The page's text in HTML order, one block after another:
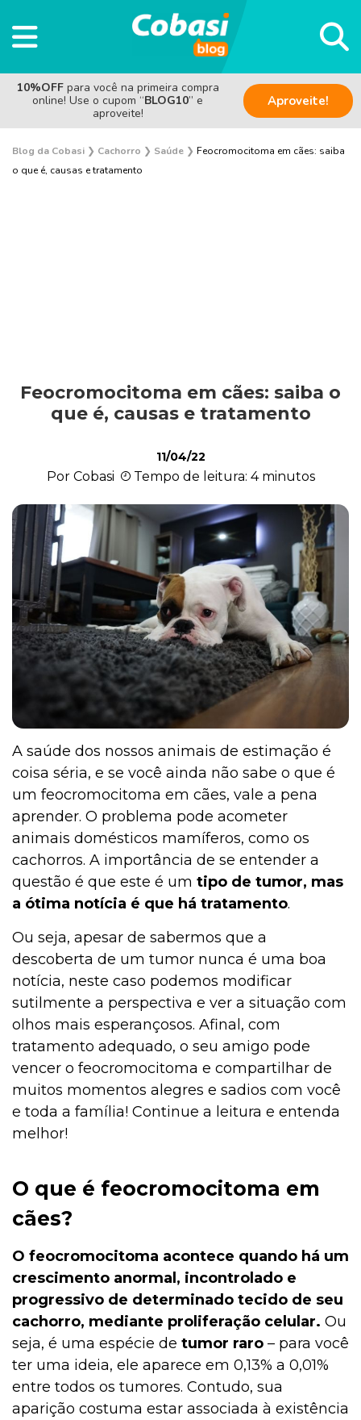
10%OFF para você na primeira compra
online! Use o cupom “BLOG10” e
aproveite!
Aproveite!
Blog da Cobasi ❯ Cachorro ❯ Saúde ❯ Feocromocitoma em cães: saiba
o que é, causas e tratamento
Alimentação
Curiosidades
Filhotes
Higiene
Saúde
Feocromocitoma em cães: saiba o
que é, causas e tratamento
11/04/22
Por Cobasi Tempo de leitura: 4 minutos
A saúde dos nossos animais de estimação é
coisa séria, e se você ainda não sabe o que é
um feocromocitoma em cães, vale a pena
aprender. O problema pode acometer
animais domésticos mamíferos, como os
cachorros. A importância de se entender a
questão é que este é um tipo de tumor, mas
a ótima notícia é que há tratamento.
Ou seja, apesar de sabermos que a
descoberta de um tumor nunca é uma boa
notícia, neste caso podemos modificar
sutilmente a perspectiva e ver a situação com
olhos mais esperançosos. Afinal, com
tratamento adequado, o seu amigo pode
vencer o feocromocitoma e compartilhar de
muitos momentos alegres e sadios com você
e toda a família! Continue a leitura e entenda
melhor!
O que é feocromocitoma em
cães?
O feocromocitoma acontece quando há um
crescimento anormal, incontrolado e
progressivo de determinado tecido de seu
cachorro, mediante proliferação celular. Ou
seja, é uma espécie de tumor raro – para você
ter uma ideia, ele aparece em 0,13% a 0,01%
entre todos os tumores. Contudo, sua
aparição costuma estar associada à existência